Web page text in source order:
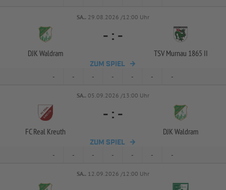
SA.. 29.08.2026 /12:00 Uhr
DJK Waldram
- : -
TSV Murnau 1865 II
ZUM SPIEL
- - - - - - -
SA.. 05.09.2026 /13:00 Uhr
FC Real Kreuth
- : -
DJK Waldram
ZUM SPIEL
- - - - - - -
SA.. 12.09.2026 /12:00 Uhr